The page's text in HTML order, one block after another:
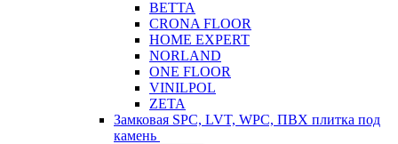
BETTA
CRONA FLOOR
HOME EXPERT
NORLAND
ONE FLOOR
VINILPOL
ZETA
Замковая SPC, LVT, WPC, ПВХ плитка под
камень